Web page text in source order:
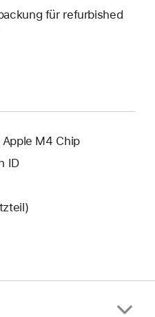
für refurbished
M4 Chip
ID